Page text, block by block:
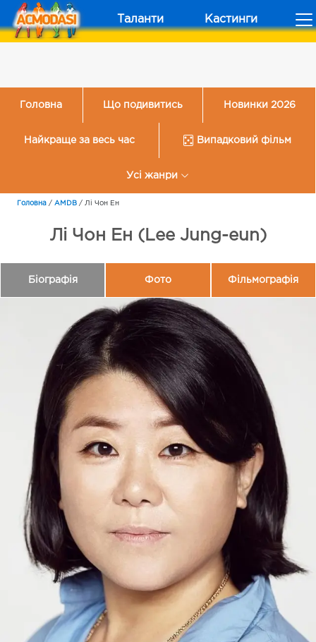
Таланти Кастинги
Головна Що подивитись Новинки 2026
Найкраще за весь час Випадковий фільм
Усі жанри
Головна / AMDB / Лі Чон Ен
Лі Чон Ен (Lee Jung-eun)
Біографія Фото Фільмографія